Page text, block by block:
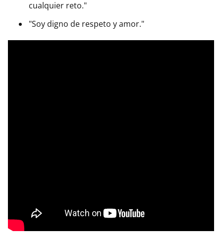
cualquier reto."
"Soy digno de respeto y amor."